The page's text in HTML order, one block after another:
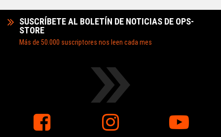
SUSCRÍBETE AL BOLETÍN DE NOTICIAS DE OPS-
STORE
Más de 50.000 suscriptores nos leen cada mes